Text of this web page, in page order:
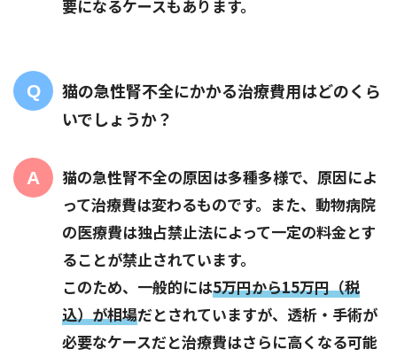
要になるケースもあります。
猫の急性腎不全にかかる治療費用はどのくら
いでしょうか？
猫の急性腎不全の原因は多種多様で、原因によ
って治療費は変わるものです。また、動物病院
の医療費は独占禁止法によって一定の料金とす
ることが禁止されています。
このため、一般的には5万円から15万円（税
込）が相場だとされていますが、透析・手術が
必要なケースだと治療費はさらに高くなる可能